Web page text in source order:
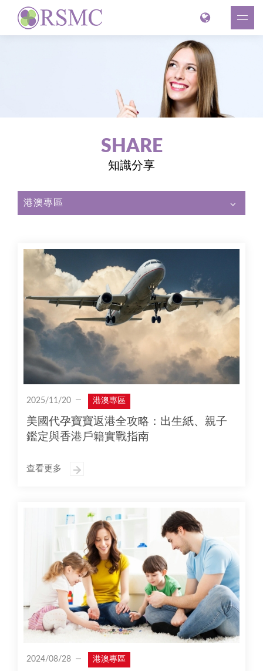
SHARE
知識分享
港澳專區
2025/11/20 港澳專區
美國代孕寶寶返港全攻略：出生紙、親子
鑑定與香港戶籍實戰指南
查看更多
2024/08/28 港澳專區